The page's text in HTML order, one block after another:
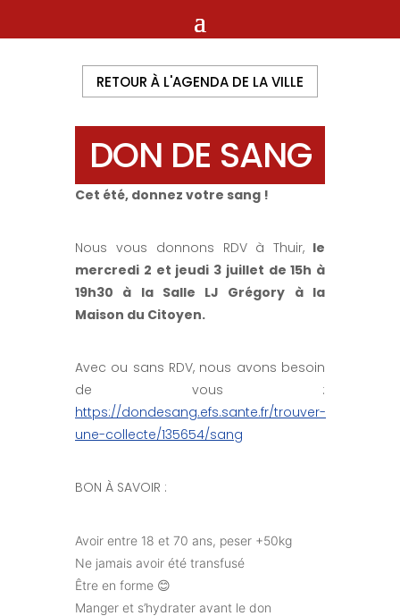
RETOUR À L'AGENDA DE LA VILLE
DON DE SANG
Cet été, donnez votre sang !
Nous vous donnons RDV à Thuir, le
mercredi 2 et jeudi 3 juillet de 15h à
19h30 à la Salle LJ Grégory à la
Maison du Citoyen.
Avec ou sans RDV, nous avons besoin
de vous :
https://dondesang.efs.sante.fr/trouver-
une-collecte/135654/sang
BON À SAVOIR :
Avoir entre 18 et 70 ans, peser +50kg
Ne jamais avoir été transfusé
Être en forme 😊
Manger et s’hydrater avant le don